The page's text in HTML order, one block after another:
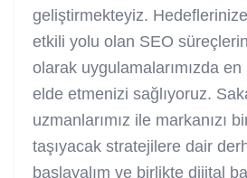
geliştirmekteyiz.
etkili yolu olan SEO
olarak uygulamalarımızda
elde etmenizi sağlıyoruz.
uzmanlarımız ile markanızı
taşıyacak stratejilere dair
başlayalım ve birlikte dijital